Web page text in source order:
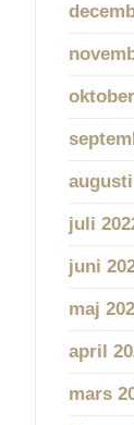
augusti
juli
juni
maj
april
mars